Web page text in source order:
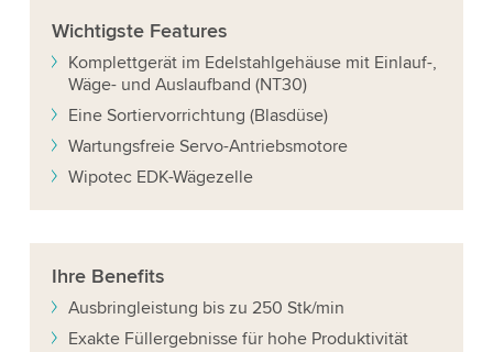
Wichtigste Features
Komplettgerät im Edelstahlgehäuse mit Einlauf-,
Wäge- und Auslaufband (NT30)
Eine Sortiervorrichtung (Blasdüse)
Wartungsfreie Servo-Antriebsmotore
Wipotec EDK-Wägezelle
Ihre Benefits
Ausbringleistung bis zu 250 Stk/min
Exakte Füllergebnisse für hohe Produktivität